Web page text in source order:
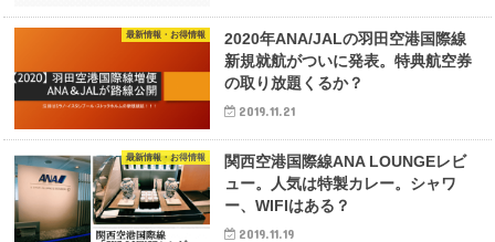
最新情報・お得情報
2020年ANA/JALの羽田空港国際線
新規就航がついに発表。特典航空券
の取り放題くるか？
2019.11.21
最新情報・お得情報
関西空港国際線ANA LOUNGEレビ
ュー。人気は特製カレー。シャワ
ー、WIFIはある？
2019.11.19